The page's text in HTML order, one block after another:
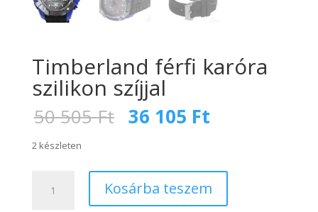
Timberland férfi karóra
szilikon szíjjal
50 505Ft Original
price
50
505 Ft.
36 105 Ft
36
105 Ft.
2 készleten
Kosárba teszem